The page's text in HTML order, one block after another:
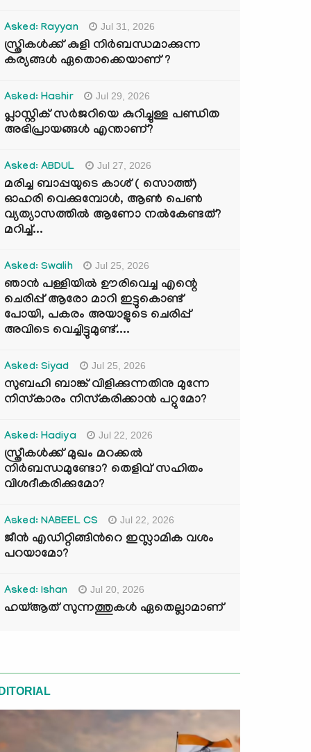
Asked: Rayyan Jul 31, 2026
സ്ത്രികൾക്ക് കുളി നിർബന്ധമാക്കുന്ന
കര്യങ്ങൾ ഏതൊക്കെയാണ് ?
Asked: Hashir Jul 29, 2026
പ്ലാസ്റ്റിക് സർജറിയെ കുറിച്ചുള്ള പണ്ഡിത
അഭിപ്രായങ്ങൾ എന്താണ്?
Asked: ABDUL Jul 27, 2026
മരിച്ച ബാപ്പയുടെ കാശ് ( സൊത്ത്)
ഓഹരി വെക്കുമ്പോൾ, ആണ്‍ പെണ്‍
വ്യത്യാസത്തില്‍ ആണോ നല്‍കേണ്ടത്?
മറിച്ച്...
Asked: Swalih Jul 25, 2026
ഞാൻ പള്ളിയിൽ ഊരിവെച്ച എന്റെ
ചെരിപ്പ് ആരോ മാറി ഇട്ടുകൊണ്ട്
പോയി, പകരം അയാളുടെ ചെരിപ്പ്
അവിടെ വെച്ചിട്ടുമുണ്ട്....
Asked: Siyad Jul 25, 2026
സുബഹി ബാങ്ക് വിളിക്കുന്നതിനു മുന്നേ
നിസ്കാരം നിസ്കരിക്കാൻ പറ്റുമോ?
Asked: Hadiya Jul 22, 2026
സ്ത്രീകൾക്ക് മുഖം മറക്കൽ
നിർബന്ധമുണ്ടോ? തെളിവ് സഹിതം
വിശദീകരിക്കുമോ?
Asked: NABEEL CS Jul 22, 2026
ജീൻ എഡിറ്റിങ്ങിന്‍റെ ഇസ്ലാമിക വശം
പറയാമോ?
Asked: Ishan Jul 20, 2026
ഹയ്ആത് സുന്നത്തുകൾ ഏതെല്ലാമാണ്